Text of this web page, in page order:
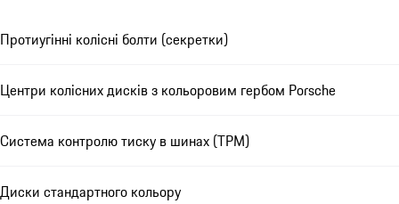
Протиугінні колісні болти (секретки)
Центри колісних дисків з кольоровим гербом Porsche
Система контролю тиску в шинах (TPM)
Диски стандартного кольору